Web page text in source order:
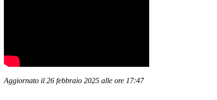
Aggiornato il 26 febbraio 2025 alle ore 17:47